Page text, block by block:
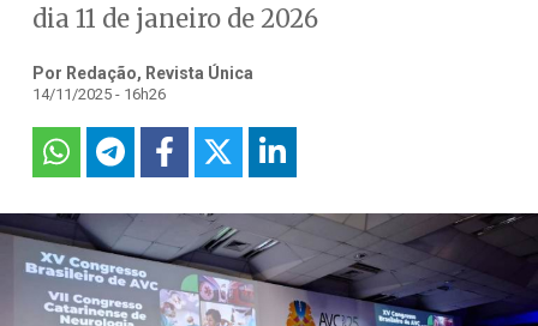
dia 11 de janeiro de 2026
Por Redação, Revista Única
14/11/2025 - 16h26